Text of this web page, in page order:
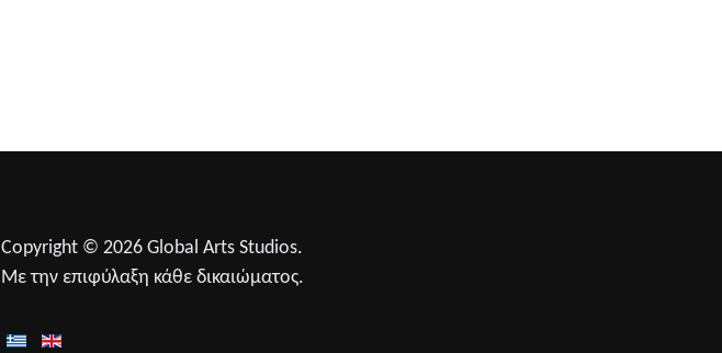
Copyright © 2026 Global Arts Studios.
Με την επιφύλαξη κάθε δικαιώματος.